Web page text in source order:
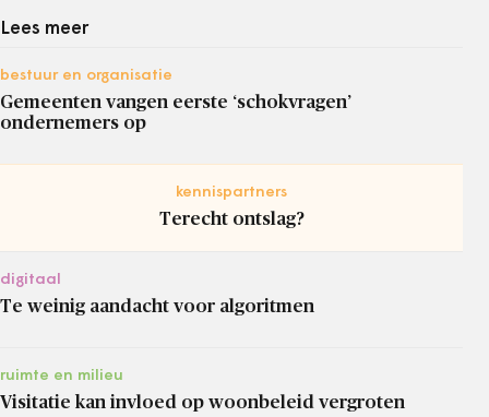
Lees meer
bestuur en organisatie
Gemeenten vangen eerste ‘schokvragen’
ondernemers op
kennispartners
Terecht ontslag?
digitaal
Te weinig aandacht voor algoritmen
ruimte en milieu
Visitatie kan invloed op woonbeleid vergroten